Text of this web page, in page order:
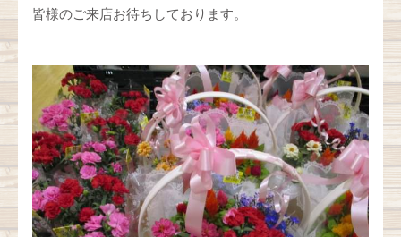
皆様のご来店お待ちしております。